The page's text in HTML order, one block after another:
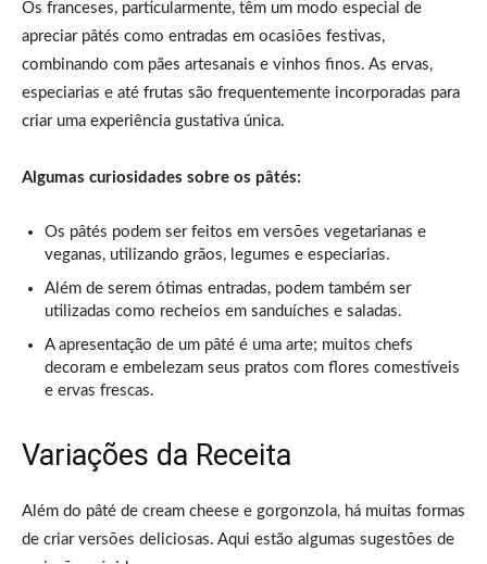
Os franceses, particularmente, têm um modo especial de
apreciar pâtés como entradas em ocasiões festivas,
combinando com pães artesanais e vinhos finos. As ervas,
especiarias e até frutas são frequentemente incorporadas para
criar uma experiência gustativa única.
Algumas curiosidades sobre os pâtés:
Os pâtés podem ser feitos em versões vegetarianas e
veganas, utilizando grãos, legumes e especiarias.
Além de serem ótimas entradas, podem também ser
utilizadas como recheios em sanduíches e saladas.
A apresentação de um pâté é uma arte; muitos chefs
decoram e embelezam seus pratos com flores comestíveis
e ervas frescas.
Variações da Receita
Além do pâté de cream cheese e gorgonzola, há muitas formas
de criar versões deliciosas. Aqui estão algumas sugestões de